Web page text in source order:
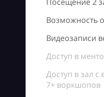
Возможность
Видеозаписи
Доступ в
Доступ в зал
7+ воркшопов